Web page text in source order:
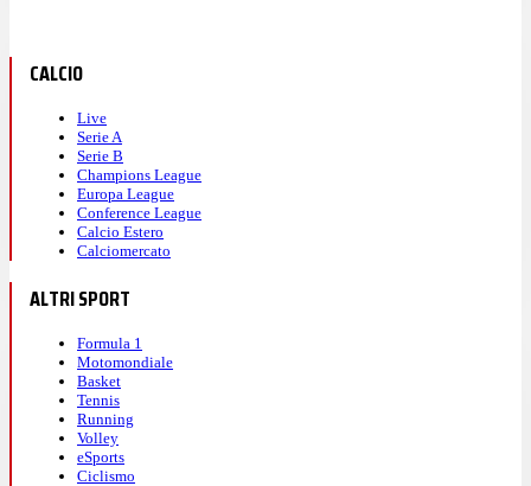
CALCIO
Live
Serie A
Serie B
Champions League
Europa League
Conference League
Calcio Estero
Calciomercato
ALTRI SPORT
Formula 1
Motomondiale
Basket
Tennis
Running
Volley
eSports
Ciclismo